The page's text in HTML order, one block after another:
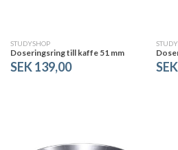
STUDYSHOP
Doseringsring till kaffe 51 mm
SEK 139,00